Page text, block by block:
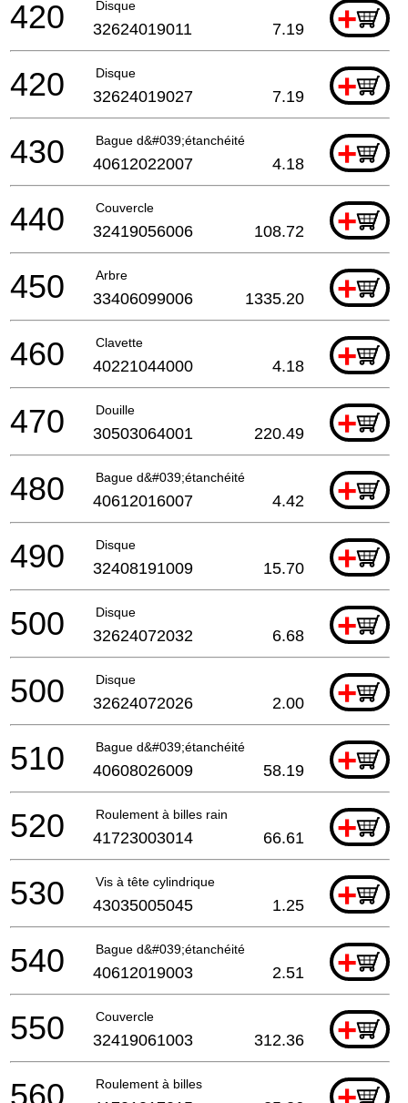
Disque +
420 32624019011 7.19
Disque +
420 32624019027 7.19
Bague d&#039;étanchéité +
430 40612022007 4.18
Couvercle +
440 32419056006 108.72
Arbre +
450 33406099006 1335.20
Clavette +
460 40221044000 4.18
Douille +
470 30503064001 220.49
Bague d&#039;étanchéité +
480 40612016007 4.42
Disque +
490 32408191009 15.70
Disque +
500 32624072032 6.68
Disque +
500 32624072026 2.00
Bague d&#039;étanchéité +
510 40608026009 58.19
Roulement à billes rain +
520 41723003014 66.61
Vis à tête cylindrique +
530 43035005045 1.25
Bague d&#039;étanchéité +
540 40612019003 2.51
Couvercle +
550 32419061003 312.36
Roulement à billes
560